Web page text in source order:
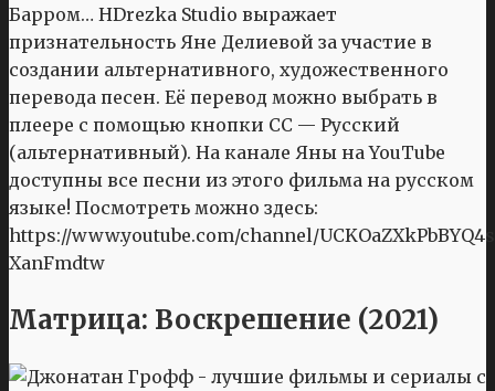
Барром… HDrezka Studio выражает
признательность Яне Делиевой за участие в
создании альтернативного, художественного
перевода песен. Её перевод можно выбрать в
плеере с помощью кнопки CC — Русский
(альтернативный). На канале Яны на YouTube
доступны все песни из этого фильма на русском
языке! Посмотреть можно здесь:
https://www.youtube.com/channel/
XanFmdtw
Матрица: Воскрешение (2021)